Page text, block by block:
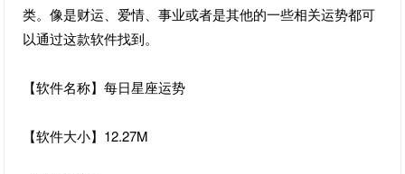
类。像是财运、爱情、事业或者是其他的一些相关运势都可
以通过这款软件找到。
【软件名称】每日星座运势
【软件大小】12.27M